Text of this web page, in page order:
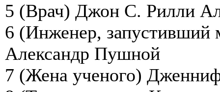
5 (Врач) Джон С. Рилли
6 (Инженер,
Александр Пушной
7 (Жена ученого)